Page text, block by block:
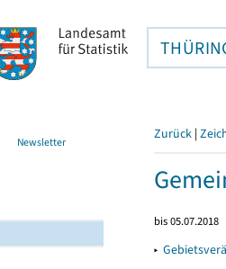
Newsletter Zurück |
bis 05.07.2018
▸